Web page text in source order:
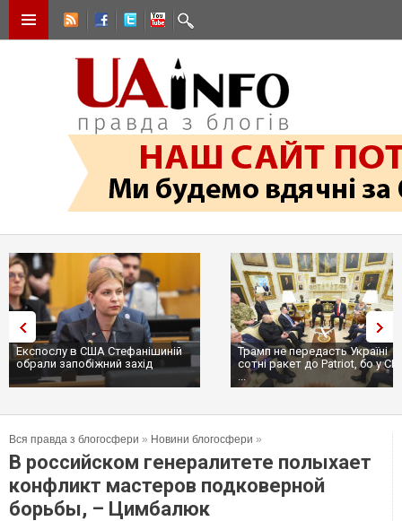
Експослу в США Стефанішиній
обрали запобіжний захід
Трамп не передасть Україні
сотні ракет до Patriot, бо у
...
Вся правда з блогосфери » Новини блогосфери »
В российском генералитете полыхает
конфликт мастеров подковерной
борьбы, – Цимбалюк